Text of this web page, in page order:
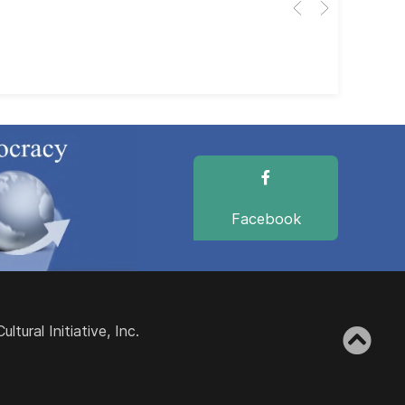
Facebook
Initiative, Inc.